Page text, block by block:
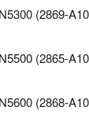
(2869-
(2865-
(2868-